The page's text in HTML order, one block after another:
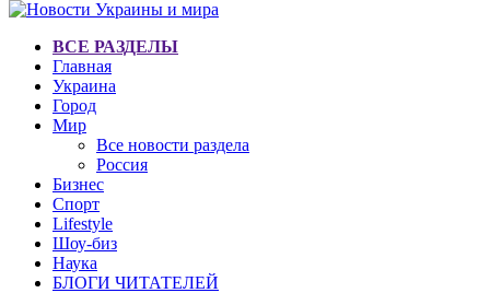
ВСЕ РАЗДЕЛЫ
Главная
Украина
Город
Мир
Все новости раздела
Россия
Бизнес
Спорт
Lifestyle
Шоу-биз
Наука
БЛОГИ ЧИТАТЕЛЕЙ